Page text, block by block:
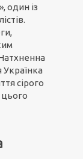
один із
Українка
сірого
цього